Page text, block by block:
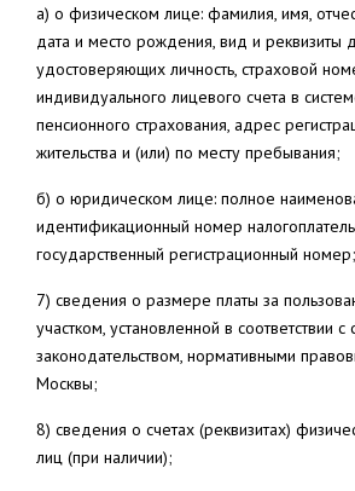
а) о физическом лице: фамилия, имя,
дата и место рождения, вид и реквизиты
удостоверяющих личность, страховой
индивидуального лицевого счета в
пенсионного страхования, адрес
жительства и (или) по месту пребывания;
б) о юридическом лице: полное
идентификационный номер
государственный регистрационный номер;
7) сведения о размере платы за
участком, установленной в соответствии
законодательством, нормативными
Москвы;
8) сведения о счетах (реквизитах)
лиц (при наличии);